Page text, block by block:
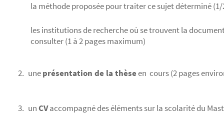
la méthode proposée pour traiter ce sujet déterminé (1/
les institutions de recherche où se trouvent la
consulter (1 à 2 pages maximum)
uneprésentation de la thèseen cours (2 pages
unCVaccompagné des éléments sur la scolarité du